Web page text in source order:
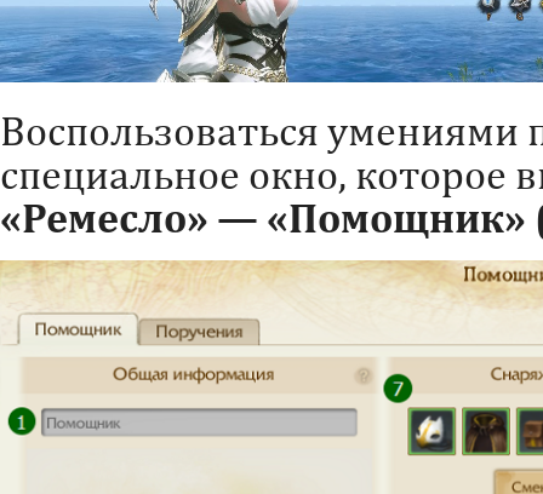
Воспользоваться
специальное окно, которое
«Ремесло» — «Помощник»